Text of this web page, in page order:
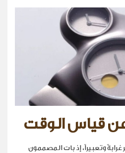
قياس الوقت
وتعبيراً، إذ بات المصممون